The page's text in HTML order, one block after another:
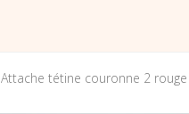
Attache tétine couronne 2